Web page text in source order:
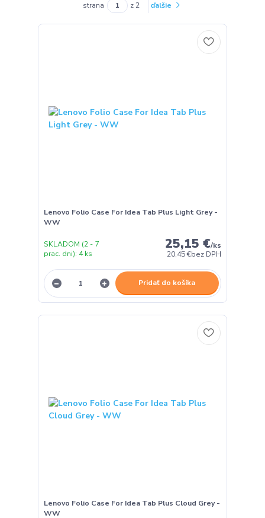
strana z 2 ďalšie
Lenovo Folio Case For Idea Tab Plus Light Grey -
WW
25,15 €/ks
20,45 €bez DPH
SKLADOM (2 - 7
prac. dni): 4 ks
Pridať do košíka
Lenovo Folio Case For Idea Tab Plus Cloud Grey -
WW